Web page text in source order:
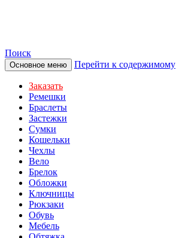
Поиск
Основное меню Перейти к содержимому
Заказать
Ремешки
Браслеты
Застежки
Сумки
Кошельки
Чехлы
Вело
Брелок
Обложки
Ключницы
Рюкзаки
Обувь
Мебель